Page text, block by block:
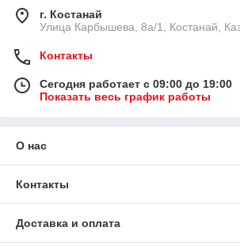
г. Костанай
Улица Карбышева, 8а/1, Костанай,
Контакты
Сегодня работает с 09:00 до 19:00
Показать весь график работы
О нас
Контакты
Доставка и оплата